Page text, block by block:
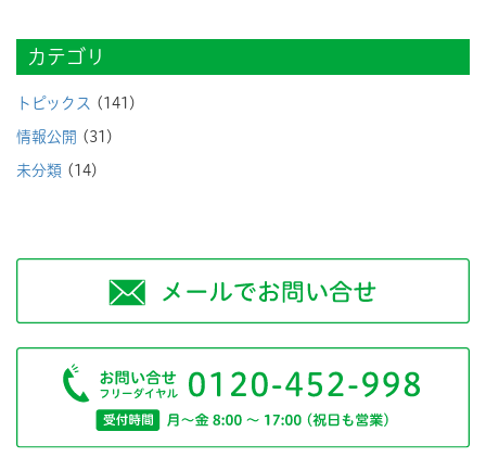
カテゴリ
トピックス (141)
情報公開 (31)
未分類 (14)